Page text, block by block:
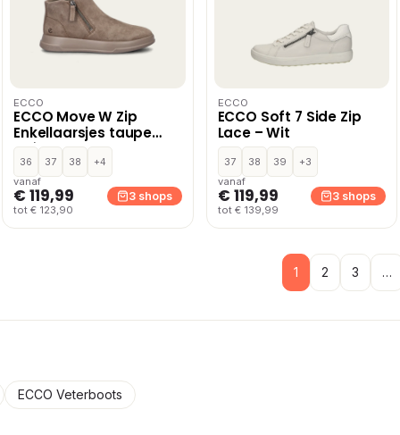
ECCO
ECCO Move W Zip
Enkellaarsjes taupe
Suède
36 37 38
+4
vanaf
€ 119,99
tot € 123,90
3 shops
ECCO
ECCO Soft 7 Side Zip
Lace – Wit
37 38 39
+3
vanaf
€ 119,99
tot € 139,99
3 shops
1 2 3 …
ECCO Veterboots